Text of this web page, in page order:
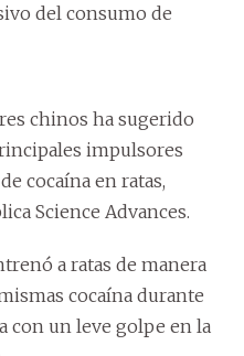
del consumo de
chinos ha sugerido
impulsores
cocaína en ratas,
Science Advances.
a ratas de manera
cocaína durante
con un leve golpe en la